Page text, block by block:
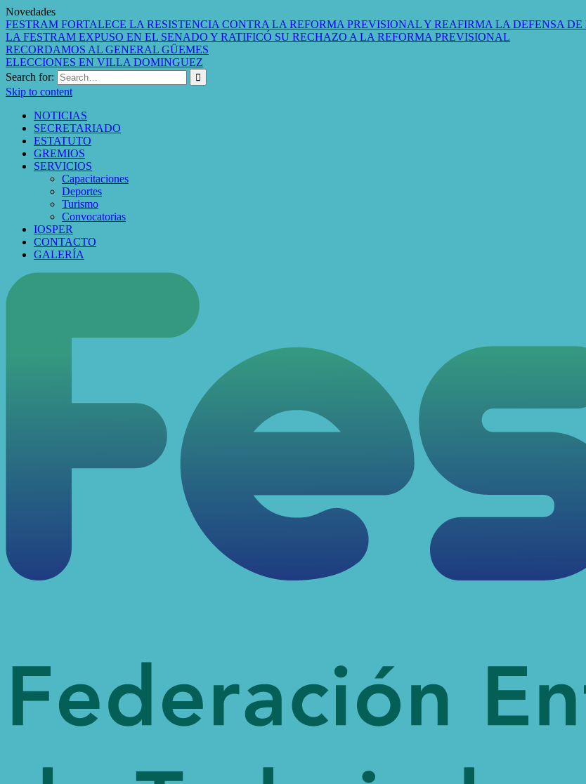
Novedades
FESTRAM FORTALECE LA RESISTENCIA CONTRA LA REFORMA PREVISIONAL Y REAFIRMA LA DEFENSA
LA FESTRAM EXPUSO EN EL SENADO Y RATIFICÓ SU RECHAZO A LA REFORMA PREVISIONAL
RECORDAMOS AL GENERAL GÜEMES
ELECCIONES EN VILLA DOMINGUEZ
Search for:
Skip to content
NOTICIAS
SECRETARIADO
ESTATUTO
GREMIOS
SERVICIOS
Capacitaciones
Deportes
Turismo
Convocatorias
IOSPER
CONTACTO
GALERÍA